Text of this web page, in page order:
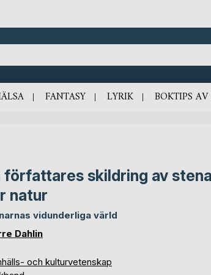
FANTASY LYRIK BOKTIPS
författares skildring av
natur
vidunderliga värld
Dahlin
och kulturvetenskap